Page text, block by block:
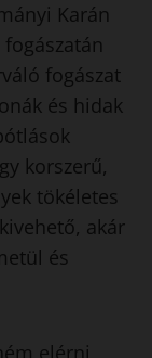
Karán
fogászat
és hidak
korszerű,
tökéletes
akár
és
elérni,